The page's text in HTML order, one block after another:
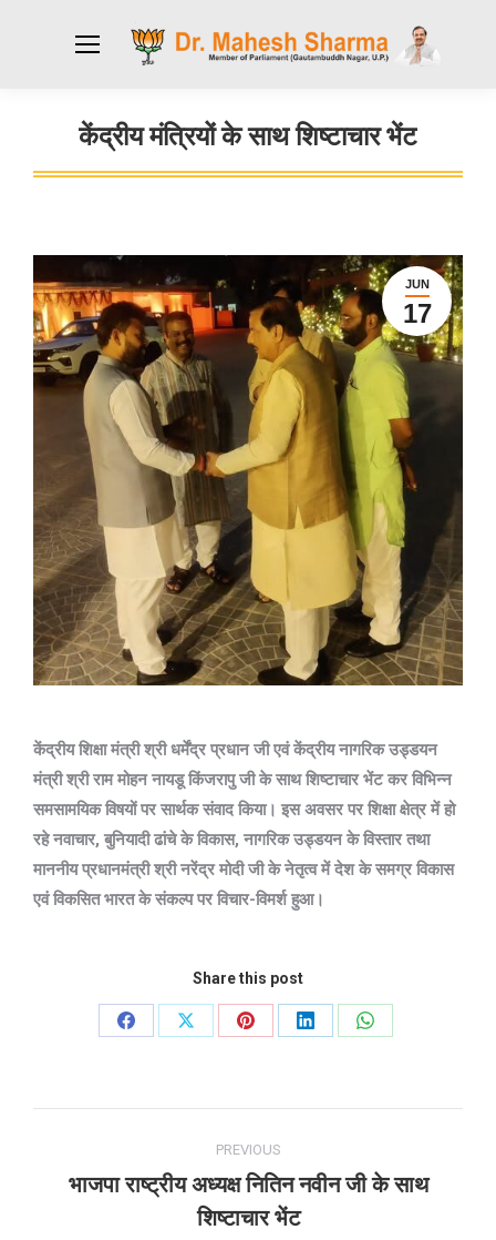
केंद्रीय मंत्रियों के साथ शिष्टाचार भेंट
You are here:
JUN
17
केंद्रीय शिक्षा मंत्री श्री धर्मेंद्र प्रधान जी एवं केंद्रीय नागरिक उड्डयन
मंत्री श्री राम मोहन नायडू किंजरापु जी के साथ शिष्टाचार भेंट कर विभिन्न
समसामयिक विषयों पर सार्थक संवाद किया। इस अवसर पर शिक्षा क्षेत्र में हो
रहे नवाचार, बुनियादी ढांचे के विकास, नागरिक उड्डयन के विस्तार तथा
माननीय प्रधानमंत्री श्री नरेंद्र मोदी जी के नेतृत्व में देश के समग्र विकास
एवं विकसित भारत के संकल्प पर विचार-विमर्श हुआ।
Share this post
Share
Share
Share
Share
Share
navigation
PREVIOUS
Previous
post:
भाजपा राष्ट्रीय अध्यक्ष नितिन नवीन जी के साथ
शिष्टाचार भेंट